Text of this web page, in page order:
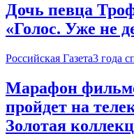
Дочь певца
«Голос. Уже не
Российская Газета3 года
Марафон
пройдет на
Золотая